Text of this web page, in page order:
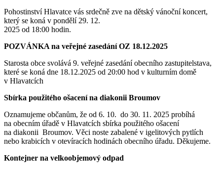
Pohostinství Hlavatce vás srdečně zve na dětský vánoční koncert,
který se koná v pondělí 29. 12.
2025 od 18:00 hodin.
POZVÁNKA na veřejné zasedání OZ 18.12.2025
Starosta obce svolává 9. veřejné zasedání obecního zastupitelstava,
které se koná dne 18.12.2025 od 20:00 hod v kulturním domě
v Hlavatcích
Sbírka použitého ošacení na diakonii Broumov
Oznamujeme občanům, že od 6. 10. do 30. 11. 2025 probíhá
na obecním úřadě v Hlavatcích sbírka použitého ošacení
na diakonii Broumov. Věci noste zabalené v igelitových pytlích
nebo krabicích v otevíracích hodinách obecního úřadu. Děkujeme.
Kontejner na velkoobjemový odpad